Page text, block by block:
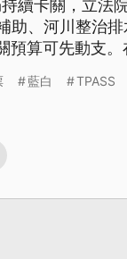
續卡關，立法
助、河川整治
預算可先動支
藍白 TPASS